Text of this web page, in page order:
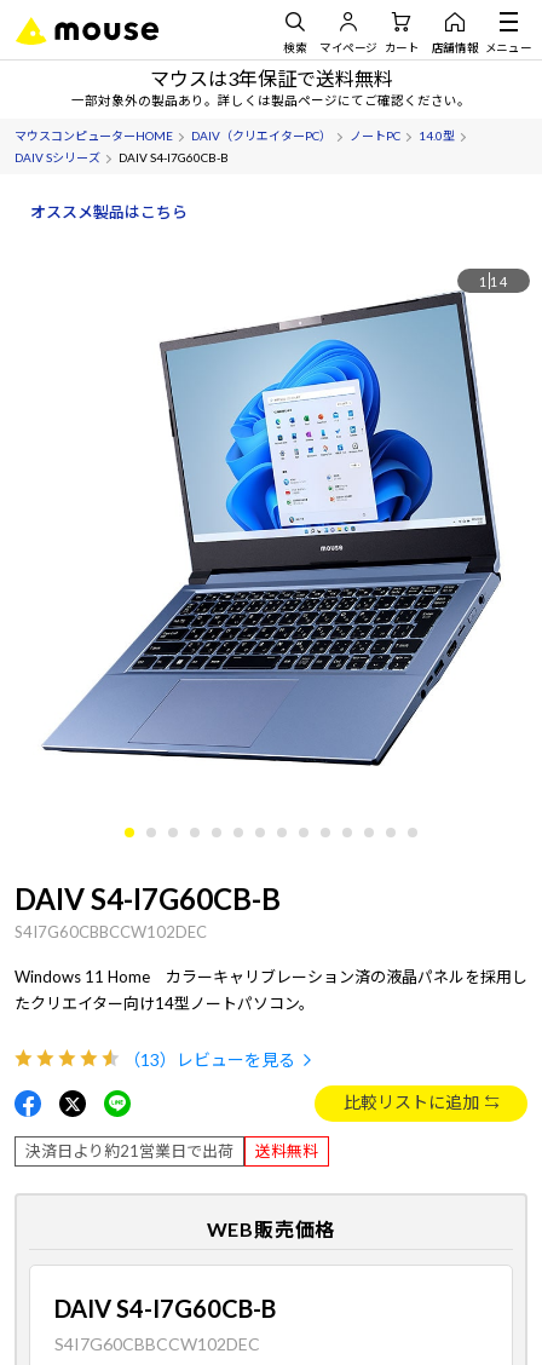
検索 マイページ カート 店舗情報 メニュー
マウスは3年保証で送料無料
一部対象外の製品あり。詳しくは製品ページにてご確認ください。
マウスコンピューターHOME DAIV（クリエイターPC） ノートPC
14.0型
DAIV Sシリーズ
DAIV S4-I7G60CB-B
オススメ製品はこちら
1 14
DAIV S4-I7G60CB-B
S4I7G60CBBCCW102DEC
Windows 11 Home カラーキャリブレーション済の液晶パネルを採用し
たクリエイター向け14型ノートパソコン。
（13） レビューを見る
比較リストに追加
決済日より約21営業日で出荷 送料無料
WEB販売価格
DAIV S4-I7G60CB-B
S4I7G60CBBCCW102DEC